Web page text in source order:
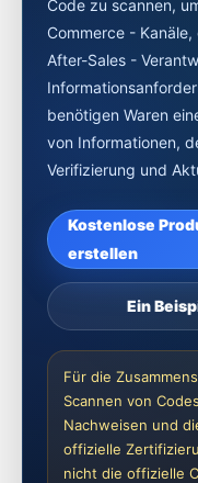
Code zu scannen,
Commerce -
After-Sales -
benötigen Waren
von Informationen,
Verifizierung und
Kostenlose
erstellen
Ein
Für die
Scannen von
Nachweisen und
offizielle
nicht die offizielle